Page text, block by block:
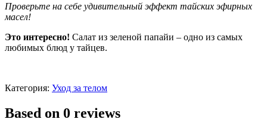
Проверьте на себе удивительный эффект тайских эфирных
масел!
Это интересно! Салат из зеленой папайи – одно из самых
любимых блюд у тайцев.
Категория: Уход за телом
Based on 0 reviews